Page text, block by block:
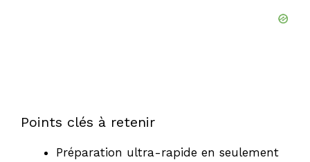
Points clés à retenir
Préparation ultra-rapide en seulement